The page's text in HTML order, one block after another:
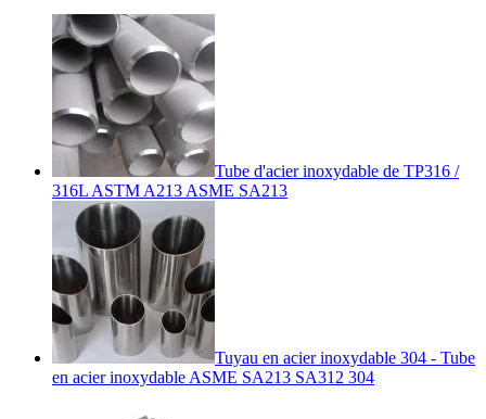
Tube d'acier inoxydable de TP316 /
316L ASTM A213 ASME SA213
Tuyau en acier inoxydable 304 - Tube
en acier inoxydable ASME SA213 SA312 304